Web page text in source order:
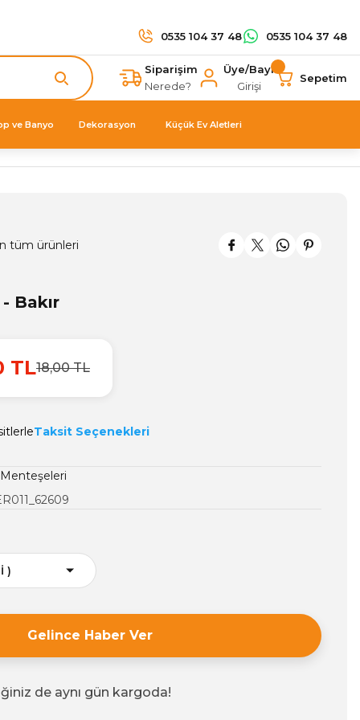
0535 104 37 48 0535 104 37 48
Siparişim
Nerede?
Üye/Bayi
Girişi
Sepetim
ve Banyo Dekorasyon Küçük Ev Aletleri
tüm ürünleri
Bakır
TL18,00 TL
Taksit Seçenekleri
Gelince Haber Ver
de aynı gün kargoda!